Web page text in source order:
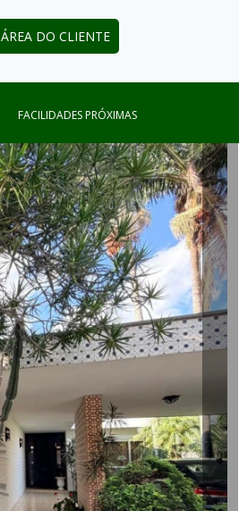
ÁREA DO CLIENTE
FACILIDADES PRÓXIMAS